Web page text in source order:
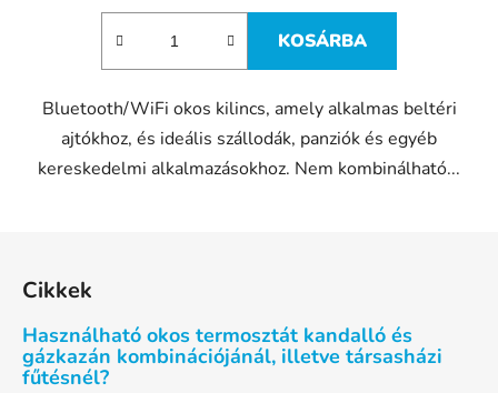
KOSÁRBA
Bluetooth/WiFi okos kilincs, amely alkalmas beltéri
ajtókhoz, és ideális szállodák, panziók és egyéb
kereskedelmi alkalmazásokhoz. Nem kombinálható...
Cikkek
Használható okos termosztát kandalló és
gázkazán kombinációjánál, illetve társasházi
fűtésnél?